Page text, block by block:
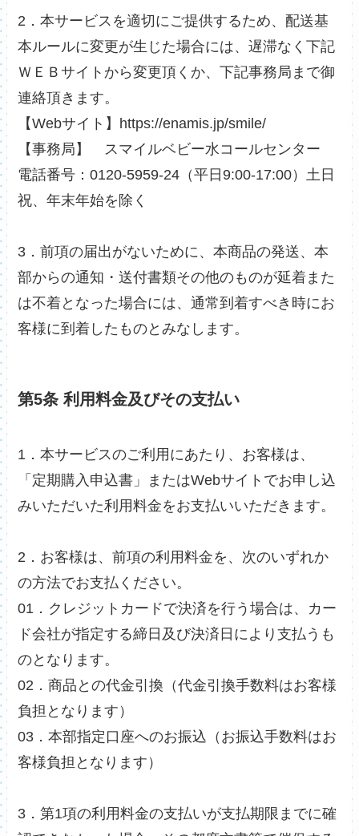
2．本サービスを適切にご提供するため、配送基
本ルールに変更が生じた場合には、遅滞なく下記
ＷＥＢサイトから変更頂くか、下記事務局まで御
連絡頂きます。
【Webサイト】https://enamis.jp/smile/
【事務局】 スマイルベビー水コールセンター
電話番号：0120-5959-24（平日9:00-17:00）土日
祝、年末年始を除く
3．前項の届出がないために、本商品の発送、本
部からの通知・送付書類その他のものが延着また
は不着となった場合には、通常到着すべき時にお
客様に到着したものとみなします。
第5条 利用料金及びその支払い
1．本サービスのご利用にあたり、お客様は、
「定期購入申込書」またはWebサイトでお申し込
みいただいた利用料金をお支払いいただきます。
2．お客様は、前項の利用料金を、次のいずれか
の方法でお支払ください。
01．クレジットカードで決済を行う場合は、カー
ド会社が指定する締日及び決済日により支払うも
のとなります。
02．商品との代金引換（代金引換手数料はお客様
負担となります）
03．本部指定口座へのお振込（お振込手数料はお
客様負担となります）
3．第1項の利用料金の支払いが支払期限までに確